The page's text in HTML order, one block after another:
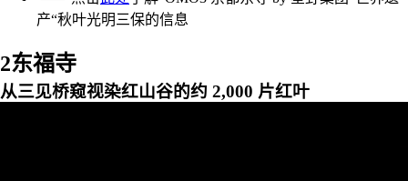
产“秋叶光明三保的信息
2东福寺
从三见桥窥视染红山谷的约 2,000 片红叶